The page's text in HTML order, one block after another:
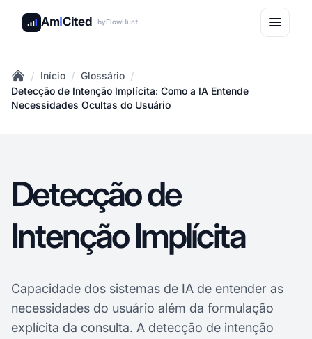
AmICited byFlowHunt
Home
/ Início / Glossário /
Detecção de Intenção Implícita: Como a IA Entende
Necessidades Ocultas do Usuário
Detecção de
Intenção Implícita
Capacidade dos sistemas de IA de entender as
necessidades do usuário além da formulação
explícita da consulta. A detecção de intenção